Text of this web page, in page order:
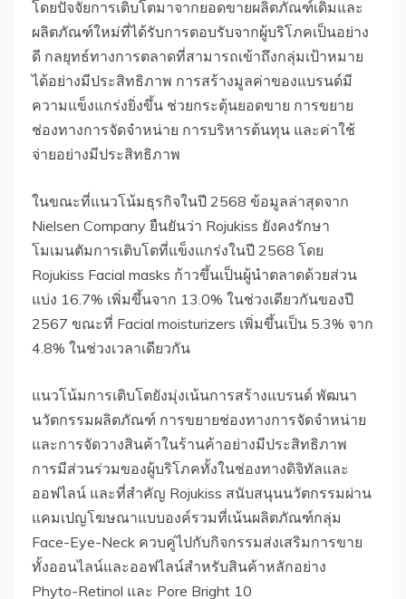
โดยปัจจัยการเติบโตมาจากยอดขายผลิตภัณฑ์เดิมและ
ผลิตภัณฑ์ใหม่ที่ได้รับการตอบรับจากผู้บริโภคเป็นอย่าง
ดี กลยุทธ์ทางการตลาดที่สามารถเข้าถึงกลุ่มเป้าหมาย
ได้อย่างมีประสิทธิภาพ การสร้างมูลค่าของแบรนด์มี
ความแข็งแกร่งยิ่งขึ้น ช่วยกระตุ้นยอดขาย การขยาย
ช่องทางการจัดจำหน่าย การบริหารต้นทุน และค่าใช้
จ่ายอย่างมีประสิทธิภาพ
ในขณะที่แนวโน้มธุรกิจในปี 2568 ข้อมูลล่าสุดจาก
Nielsen Company ยืนยันว่า Rojukiss ยังคงรักษา
โมเมนตัมการเติบโตที่แข็งแกร่งในปี 2568 โดย
Rojukiss Facial masks ก้าวขึ้นเป็นผู้นำตลาดด้วยส่วน
แบ่ง 16.7% เพิ่มขึ้นจาก 13.0% ในช่วงเดียวกันของปี
2567 ขณะที่ Facial moisturizers เพิ่มขึ้นเป็น 5.3% จาก
4.8% ในช่วงเวลาเดียวกัน
แนวโน้มการเติบโตยังมุ่งเน้นการสร้างแบรนด์ พัฒนา
นวัตกรรมผลิตภัณฑ์ การขยายช่องทางการจัดจำหน่าย
และการจัดวางสินค้าในร้านค้าอย่างมีประสิทธิภาพ
การมีส่วนร่วมของผู้บริโภคทั้งในช่องทางดิจิทัลและ
ออฟไลน์ และที่สำคัญ Rojukiss สนับสนุนนวัตกรรมผ่าน
แคมเปญโฆษณาแบบองค์รวมที่เน้นผลิตภัณฑ์กลุ่ม
Face-Eye-Neck ควบคู่ไปกับกิจกรรมส่งเสริมการขาย
ทั้งออนไลน์และออฟไลน์สำหรับสินค้าหลักอย่าง
Phyto-Retinol และ Pore Bright 10